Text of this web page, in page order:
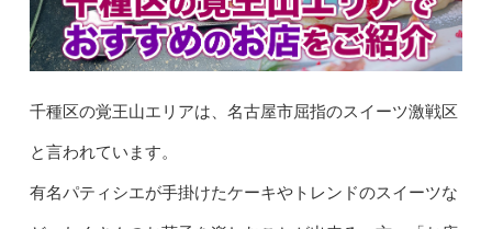
千種区の覚王山エリアは、名古屋市屈指のスイーツ激戦区
と言われています。
有名パティシエが手掛けたケーキやトレンドのスイーツな